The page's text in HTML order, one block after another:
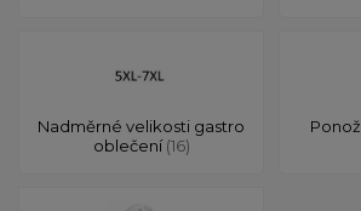
Nadměrné velikosti gastro
oblečení(16)